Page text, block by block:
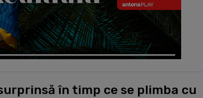
în timp ce se plimba cu